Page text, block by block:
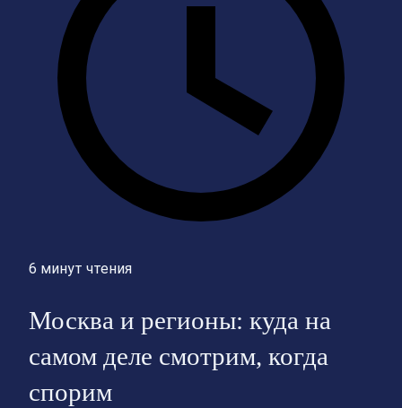
6 минут чтения
Москва и регионы: куда на
самом деле смотрим, когда
спорим